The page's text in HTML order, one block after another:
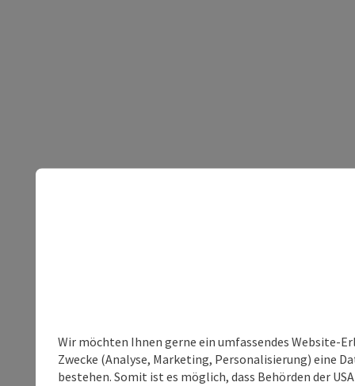
Wir möchten Ihnen gerne ein umfassendes Website-
Zwecke (Analyse, Marketing, Personalisierung) eine
bestehen. Somit ist es möglich, dass Behörden der